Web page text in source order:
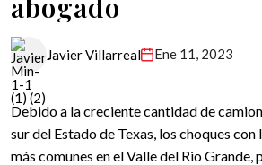
abogado
Javier Villarreal Ene 11, 2023
Debido a la creciente cantidad de
sur del Estado de Texas, los choques con
más comunes en el Valle del Rio Grande,